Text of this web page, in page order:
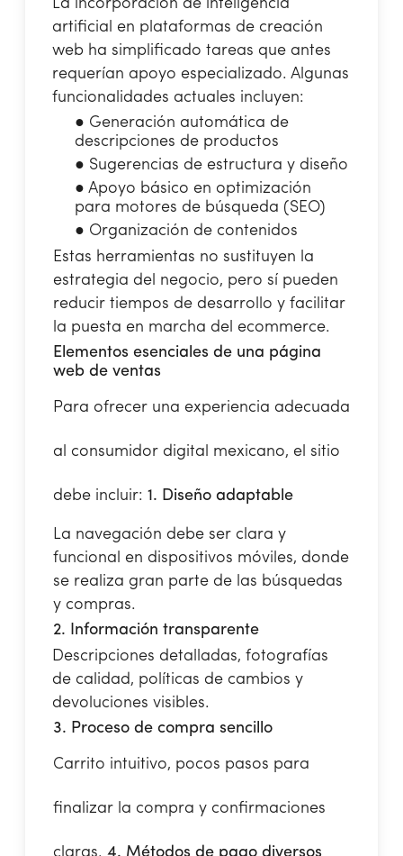
La incorporación de inteligencia
artificial en plataformas de creación
web ha simplificado tareas que antes
requerían apoyo especializado. Algunas
funcionalidades actuales incluyen:
● Generación automática de
descripciones de productos
● Sugerencias de estructura y diseño
●Apoyo básico en optimización
para motores de búsqueda (SEO)
● Organización de contenidos
Estas herramientas no sustituyen la
estrategia del negocio, pero sí pueden
reducir tiempos de desarrollo y facilitar
la puesta en marcha del ecommerce.
Elementos esenciales de una página
web de ventas
Para ofrecer una experiencia adecuada
al consumidor digital mexicano, el sitio
debe incluir: 1. Diseño adaptable
La navegación debe ser clara y
funcional en dispositivos móviles, donde
se realiza gran parte de las búsquedas
y compras.
2. Información transparente
Descripciones detalladas, fotografías
de calidad, políticas de cambios y
devoluciones visibles.
3. Proceso de compra sencillo
Carrito intuitivo, pocos pasos para
finalizar la compra y confirmaciones
claras. 4. Métodos de pago diversos